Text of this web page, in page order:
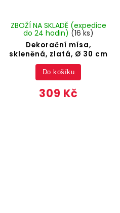
Dekorační mísa,
skleněná, zlatá, Ø 30 cm
ZBOŽÍ NA SKLADĚ (expedice
do 24 hodin) (16 ks)
309 Kč
Do košíku